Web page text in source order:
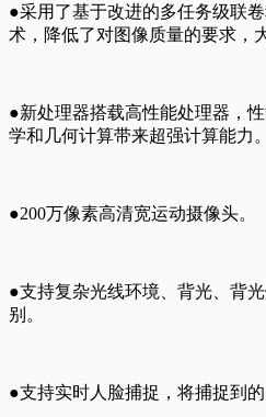
●采用了基于改进的多任务级联
术，降低了对图像质量的要求，
●新处理器搭载高性能处理器，
学和几何计算带来超强计算能力。
●200万像素高清宽运动摄像头。
●支持复杂光线环境、背光、背
别。
●支持实时人脸捕捉，将捕捉到